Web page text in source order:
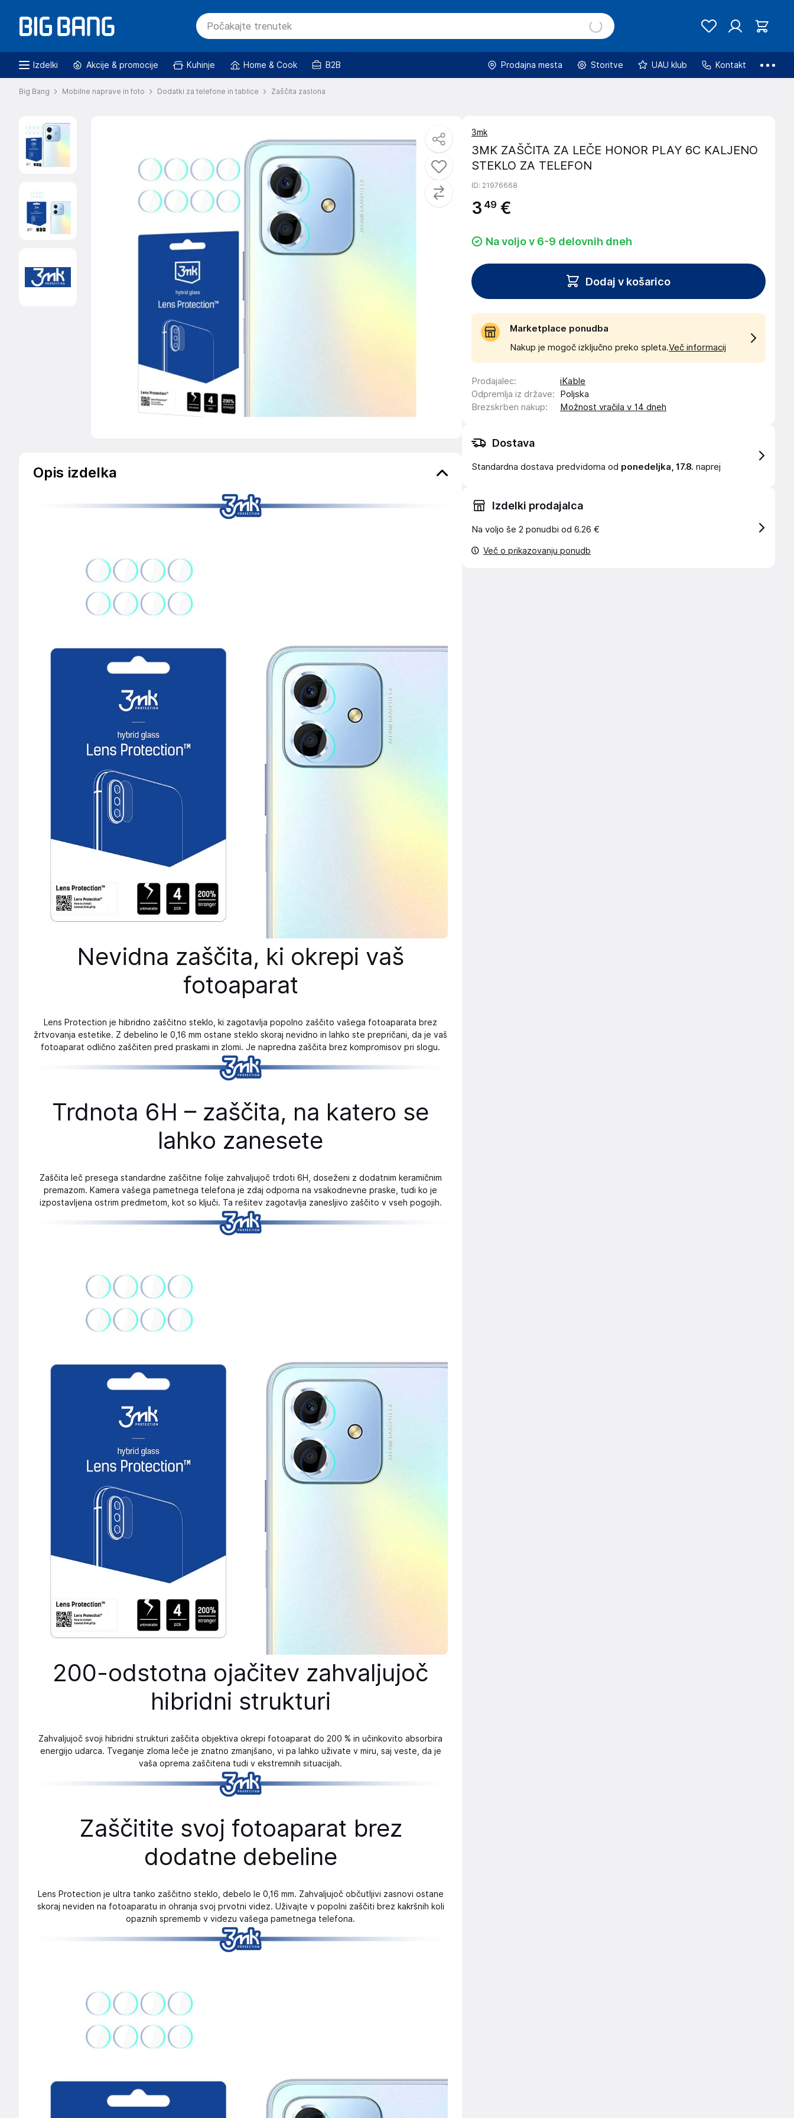
Izdelki Akcije & promocije Kuhinje Home & Cook B2B Prodajna mesta Storitve UAU klub Kontakt
Big Bang Mobilne naprave in foto Dodatki za telefone in tablice Zaščita zaslona
Opis izdelka
Nevidna zaščita, ki okrepi vaš
fotoaparat
Lens Protection je hibridno zaščitno steklo, ki zagotavlja popolno zaščito vašega fotoaparata brez
žrtvovanja estetike. Z debelino le 0,16 mm ostane steklo skoraj nevidno in lahko ste prepričani, da je vaš
fotoaparat odlično zaščiten pred praskami in zlomi. Je napredna zaščita brez kompromisov pri slogu.
Trdnota 6H – zaščita, na katero se
lahko zanesete
Zaščita leč presega standardne zaščitne folije zahvaljujoč trdoti 6H, doseženi z dodatnim keramičnim
premazom. Kamera vašega pametnega telefona je zdaj odporna na vsakodnevne praske, tudi ko je
izpostavljena ostrim predmetom, kot so ključi. Ta rešitev zagotavlja zanesljivo zaščito v vseh pogojih.
200-odstotna ojačitev zahvaljujoč
hibridni strukturi
Zahvaljujoč svoji hibridni strukturi zaščita objektiva okrepi fotoaparat do 200 % in učinkovito absorbira
energijo udarca. Tveganje zloma leče je znatno zmanjšano, vi pa lahko uživate v miru, saj veste, da je
vaša oprema zaščitena tudi v ekstremnih situacijah.
Zaščitite svoj fotoaparat brez
dodatne debeline
Lens Protection je ultra tanko zaščitno steklo, debelo le 0,16 mm. Zahvaljujoč občutljivi zasnovi ostane
skoraj neviden na fotoaparatu in ohranja svoj prvotni videz. Uživajte v popolni zaščiti brez kakršnih koli
opaznih sprememb v videzu vašega pametnega telefona.
3mk
3MK ZAŠČITA ZA LEČE HONOR PLAY 6C KALJENO
STEKLO ZA TELEFON
ID: 21976668
3 49 €
Na voljo v 6-9 delovnih dneh
Dodaj v košarico
Marketplace ponudba
Nakup je mogoč izključno preko spleta.Več informacij
Prodajalec:
iKable
Odpremlja iz države:
Poljska
Brezskrben nakup: Možnost vračila v 14 dneh
Dostava
Standardna dostava predvidoma od ponedeljka, 17.8. naprej
Izdelki prodajalca
Na voljo še 2 ponudbi od 6.26 €
Več o prikazovanju ponudb